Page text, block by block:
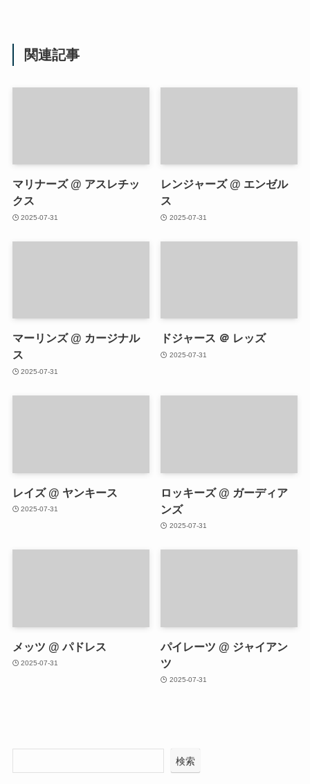
関連記事
マリナーズ @ アスレチッ
クス
2025-07-31
レンジャーズ @ エンゼル
ス
2025-07-31
マーリンズ @ カージナル
ス
2025-07-31
ドジャース ＠ レッズ
2025-07-31
レイズ @ ヤンキース
2025-07-31
ロッキーズ @ ガーディア
ンズ
2025-07-31
メッツ @ パドレス
2025-07-31
パイレーツ @ ジャイアン
ツ
2025-07-31
検索